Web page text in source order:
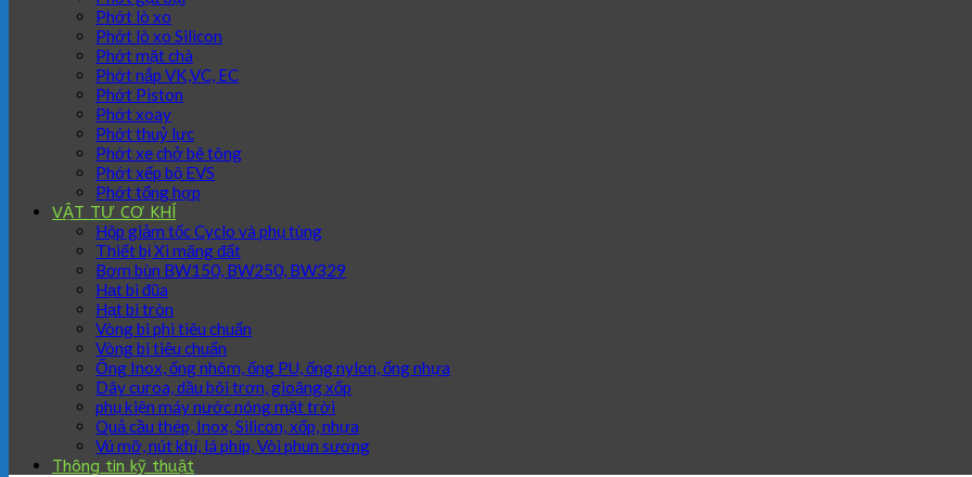
Phớt lò xo
Phớt lò xo Silicon
Phớt mặt chà
Phớt nắp VK,VC, EC
Phớt Piston
Phớt xoay
Phớt thuỷ lực
Phớt xe chở bê tông
Phớt xếp bộ EVS
Phớt tổng hợp
VẬT TƯ CƠ KHÍ
Hộp giảm tốc Cyclo và phụ tùng
Thiết bị Xi măng đất
Bơm bùn BW150, BW250, BW329
Hạt bi đũa
Hạt bi tròn
Vòng bi phi tiêu chuẩn
Vòng bi tiêu chuẩn
Ống Inox, ống nhôm, ống PU, ống nylon, ống nhựa
Dây curoa, dầu bôi trơn, gioăng xốp
phụ kiện máy nước nóng mặt trời
Quả cầu thép, Inox, Silicon, xốp, nhựa
Vú mỡ, nút khí, lá phíp, Vòi phun sương
Thông tin kỹ thuật